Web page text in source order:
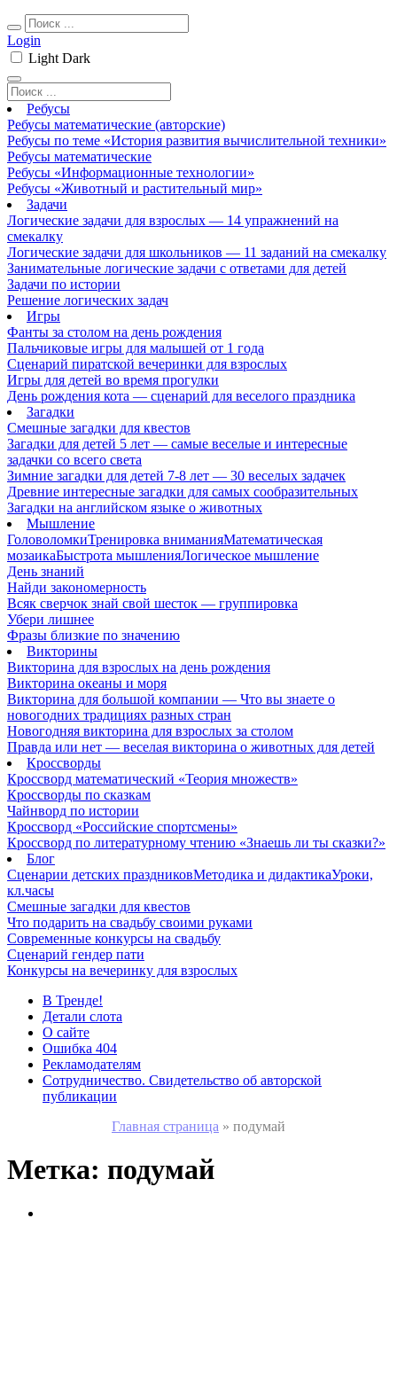
Login
Light Dark
Ребусы
Ребусы математические (авторские)
Ребусы по теме «История развития вычислительной техники»
Ребусы математические
Ребусы «Информационные технологии»
Ребусы «Животный и растительный мир»
Задачи
Логические задачи для взрослых — 14 упражнений на
смекалку
Логические задачи для школьников — 11 заданий на смекалку
Занимательные логические задачи с ответами для детей
Задачи по истории
Решение логических задач
Игры
Фанты за столом на день рождения
Пальчиковые игры для малышей от 1 года
Сценарий пиратской вечеринки для взрослых
Игры для детей во время прогулки
День рождения кота — сценарий для веселого праздника
Загадки
Смешные загадки для квестов
Загадки для детей 5 лет — самые веселые и интересные
задачки со всего света
Зимние загадки для детей 7-8 лет — 30 веселых задачек
Древние интересные загадки для самых сообразительных
Загадки на английском языке о животных
Мышление
ГоловоломкиТренировка вниманияМатематическая
мозаикаБыстрота мышленияЛогическое мышление
День знаний
Найди закономерность
Всяк сверчок знай свой шесток — группировка
Убери лишнее
Фразы близкие по значению
Викторины
Викторина для взрослых на день рождения
Викторина океаны и моря
Викторина для большой компании — Что вы знаете о
новогодних традициях разных стран
Новогодняя викторина для взрослых за столом
Правда или нет — веселая викторина о животных для детей
Кроссворды
Кроссворд математический «Теория множеств»
Кроссворды по сказкам
Чайнворд по истории
Кроссворд «Российские спортсмены»
Кроссворд по литературному чтению «Знаешь ли ты сказки?»
Блог
Сценарии детских праздниковМетодика и дидактикаУроки,
кл.часы
Смешные загадки для квестов
Что подарить на свадьбу своими руками
Современные конкурсы на свадьбу
Сценарий гендер пати
Конкурсы на вечеринку для взрослых
В Тренде!
Детали слота
О сайте
Ошибка 404
Рекламодателям
Сотрудничество. Свидетельство об авторской
публикации
Главная страница » подумай
Метка: подумай